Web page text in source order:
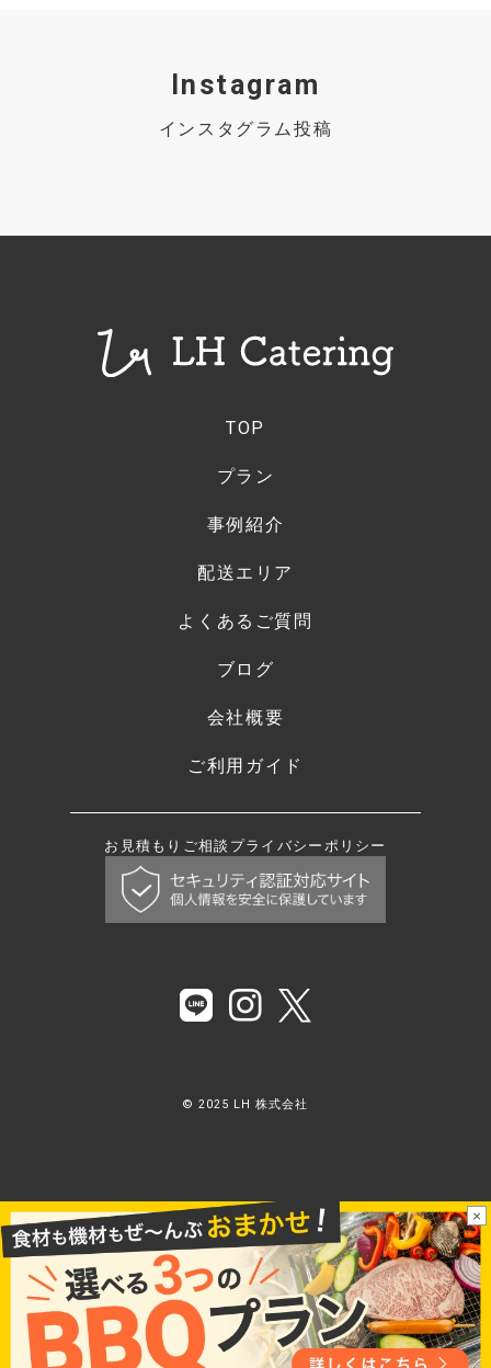
Instagram
インスタグラム投稿
TOP
プラン
事例紹介
配送エリア
よくあるご質問
ブログ
会社概要
ご利用ガイド
お見積もり ご相談 プライバシーポリシー
© 2025 LH 株式会社
×